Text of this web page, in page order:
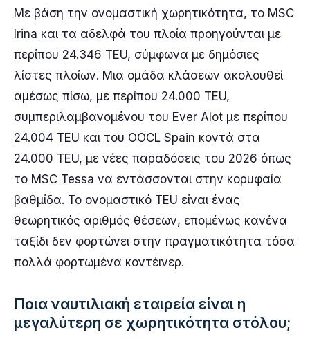
Με βάση την ονομαστική χωρητικότητα, το MSC
Irina και τα αδελφά του πλοία προηγούνται με
περίπου 24.346 TEU, σύμφωνα με δημόσιες
λίστες πλοίων. Μια ομάδα κλάσεων ακολουθεί
αμέσως πίσω, με περίπου 24.000 TEU,
συμπεριλαμβανομένου του Ever Alot με περίπου
24.004 TEU και του OOCL Spain κοντά στα
24.000 TEU, με νέες παραδόσεις του 2026 όπως
το MSC Tessa να εντάσσονται στην κορυφαία
βαθμίδα. Το ονομαστικό TEU είναι ένας
θεωρητικός αριθμός θέσεων, επομένως κανένα
ταξίδι δεν φορτώνει στην πραγματικότητα τόσα
πολλά φορτωμένα κοντέινερ.
Ποια ναυτιλιακή εταιρεία είναι η
μεγαλύτερη σε χωρητικότητα στόλου;